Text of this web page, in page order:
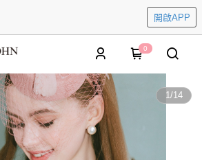
開啟APP
0
1/14